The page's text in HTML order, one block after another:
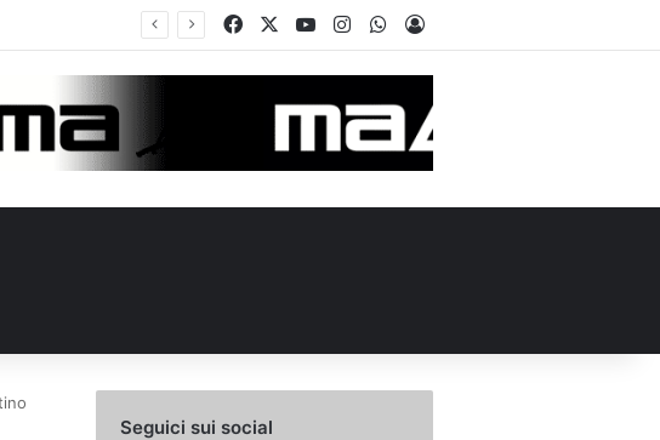
FacebookYou TubeInstagramWhatsApp
Accedi
Seguici sui social